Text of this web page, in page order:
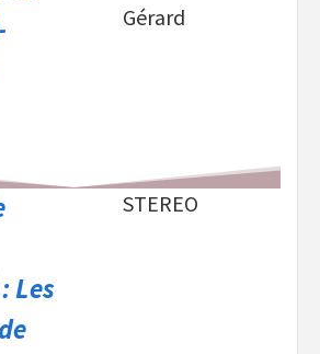
Gérard
Les
STEREO